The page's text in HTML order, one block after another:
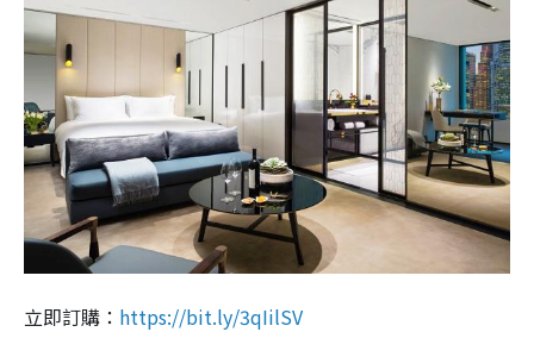
立即訂購： https://bit.ly/3qIilSV